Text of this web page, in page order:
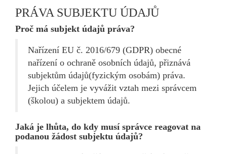
PRÁVA SUBJEKTU ÚDAJŮ
Proč má subjekt údajů práva?
Nařízení EU č. 2016/679 (GDPR) obecné
nařízení o ochraně osobních údajů, přiznává
subjektům údajů(fyzickým osobám) práva.
Jejich účelem je vyvážit vztah mezi správcem
(školou) a subjektem údajů.
Jaká je lhůta, do kdy musí správce reagovat na
podanou žádost subjektu údajů?